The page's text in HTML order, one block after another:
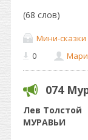
(68 слов)
Мини-сказки
0
074
Лев Толстой
МУРАВЬИ